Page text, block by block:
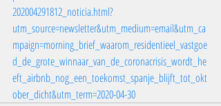
202004291812_noticia.html?
utm_source=newsletter&utm_medium=email&utm_ca
mpaign=morning_brief_waarom_residentieel_vastgoe
d_de_grote_winnaar_van_de_coronacrisis_wordt_he
eft_airbnb_nog_een_toekomst_spanje_blijft_tot_okt
ober_dicht&utm_term=2020-04-30